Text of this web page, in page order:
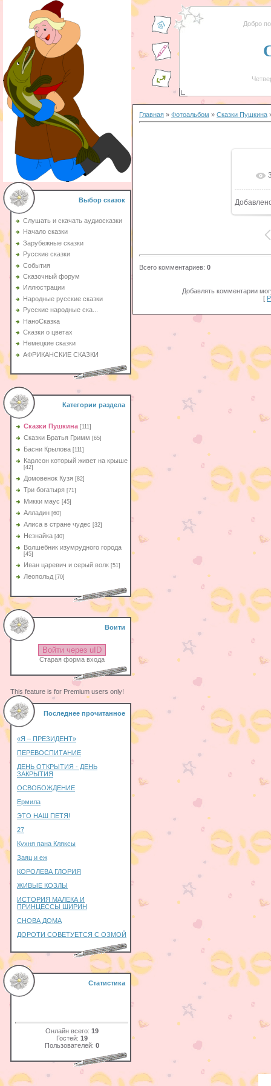
Выбор сказок
Слушать и скачать аудиосказки
Начало сказки
Зарубежные сказки
Русские сказки
События
Сказочный форум
Иллюстрации
Народные русские сказки
Русские народные ска...
НаноСказка
Сказки о цветах
Немецкие сказки
АФРИКАНСКИЕ СКАЗКИ
Категории раздела
Сказки Пушкина [111]
Сказки Братья Гримм [65]
Басни Крылова [111]
Карлсон который живет на крыше
[42]
Домовенок Кузя [82]
Три богатыря [71]
Микки маус [45]
Алладин [60]
Aлиса в стране чудес [32]
Незнайка [40]
Волшебник изумрудного города
[45]
Иван царевич и серый волк [51]
Леопольд [70]
Воити
Войти через uID
Старая форма входа
This feature is for Premium users only!
Последнее прочитанное
«Я – ПРЕЗИДЕНТ»
ПЕРЕВОСПИТАНИЕ
ДЕНЬ ОТКРЫТИЯ - ДЕНЬ
ЗАКРЫТИЯ
ОСВОБОЖДЕНИЕ
Ермила
ЭТО НАШ ПЕТЯ!
27
Кухня пана Кляксы
Заяц и еж
КОРОЛЕВА ГЛОРИЯ
ЖИВЫЕ КОЗЛЫ
ИСТОРИЯ МАЛЕКА И
ПРИНЦЕССЫ ШИРИН
СНОВА ДОМА
ДОРОТИ СОВЕТУЕТСЯ С ОЗМОЙ
Статистика
Онлайн всего: 19
Гостей: 19
Пользователей: 0
Добро
Главная » Фотоальбом » Сказки Пушкина
Всего комментариев: 0
Добавлять комментарии
[